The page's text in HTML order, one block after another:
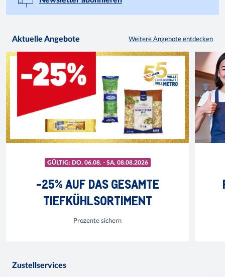
Aktuelle Angebote Weitere Angebote entdecken
GÜLTIG: DO, 06.08. - SA, 08.08.2026
-25% AUF DAS GESAMTE
TIEFKÜHLSORTIMENT
Prozente sichern
Zustellservices